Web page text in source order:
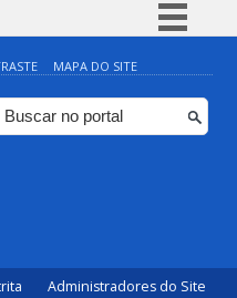
Simplifique!
Comunica BR
Participe
MAPA DO SITE
Administradores do Site